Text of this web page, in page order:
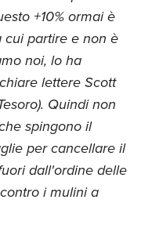
+10% ormai è
partire e non è
noi, lo ha
lettere Scott
Quindi non
spingono il
per cancellare il
dall'ordine delle
i mulini a